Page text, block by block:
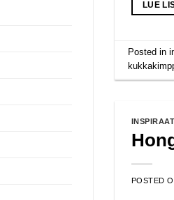
LUE
Posted in
POSTED